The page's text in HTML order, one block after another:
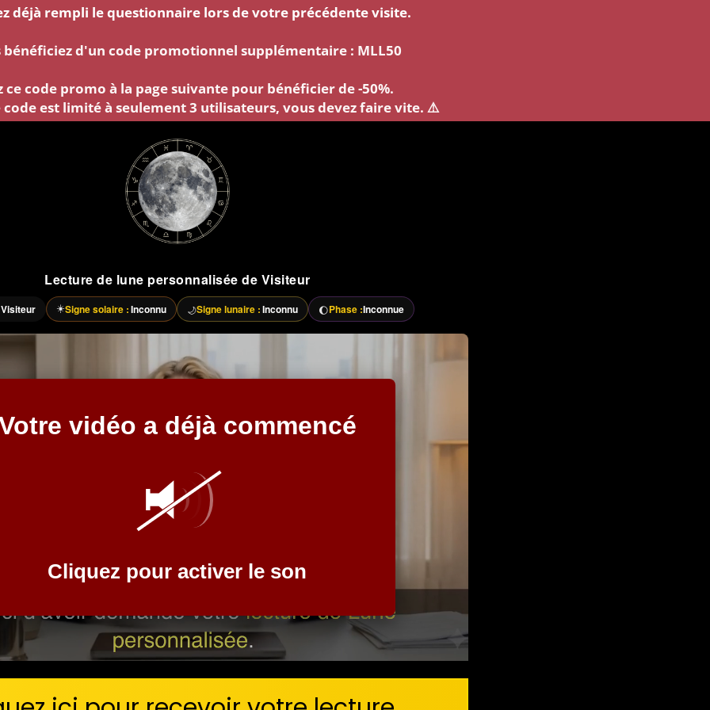
déjà rempli le questionnaire lors de votre précédente visite.
bénéficiez d'un code promotionnel supplémentaire : MLL50
ce code promo à la page suivante pour bénéficier de -50%.
est limité à seulement 3 utilisateurs, vous devez faire vite. ⚠️
Lecture de lune personnalisée de Visiteur
Visiteur ☀️Signe solaire :Inconnu 🌙Signe lunaire :Inconnu 🌔Phase :Inconnue
vidéo a déjà commencé
Cliquez pour activer le son